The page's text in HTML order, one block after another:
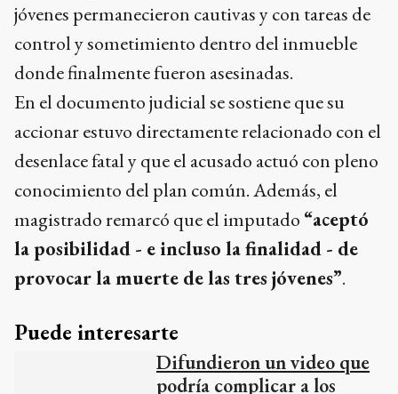
jóvenes permanecieron cautivas y con tareas de
control y sometimiento dentro del inmueble
donde finalmente fueron asesinadas.
En el documento judicial se sostiene que su
accionar estuvo directamente relacionado con el
desenlace fatal y que el acusado actuó con pleno
conocimiento del plan común. Además, el
magistrado remarcó que el imputado “aceptó
la posibilidad - e incluso la finalidad - de
provocar la muerte de las tres jóvenes”.
Puede interesarte
Difundieron un video que
podría complicar a los